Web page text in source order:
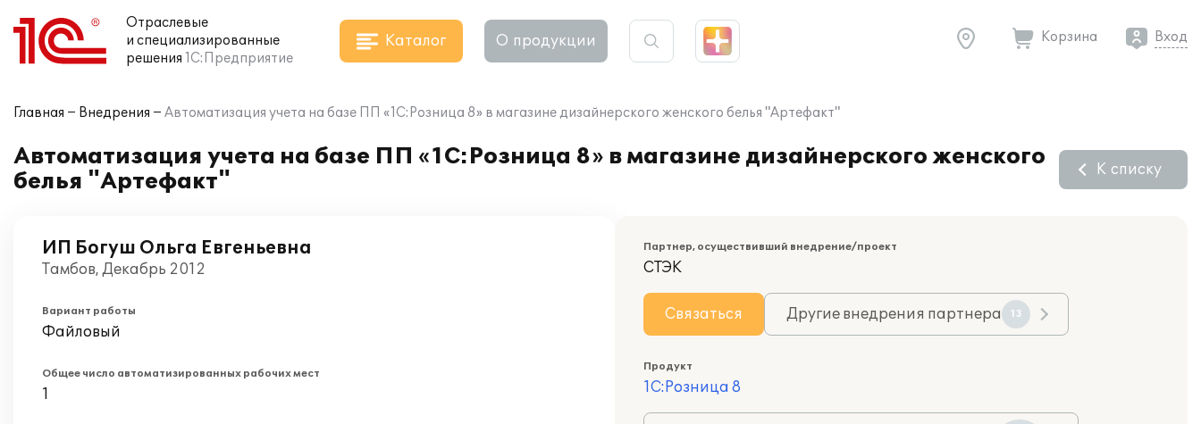
Отраслевые
и специализированные
решения 1С:Предприятие
Каталог О продукции Корзина Вход
Главная Внедрения Автоматизация учета на базе ПП «1С:Розница 8» в магазине дизайнерского женского белья "Артефакт"
Автоматизация учета на базе ПП «1С:Розница 8» в магазине дизайнерского женского
белья "Артефакт"
К списку
ИП Богуш Ольга Евгеньевна
Тамбов, Декабрь 2012
Вариант работы
Файловый
Общее число автоматизированных рабочих мест
1
Партнер, осуществивший внедрение/проект
СТЭК
Связаться Другие внедрения партнера 13
Продукт
1С:Розница 8